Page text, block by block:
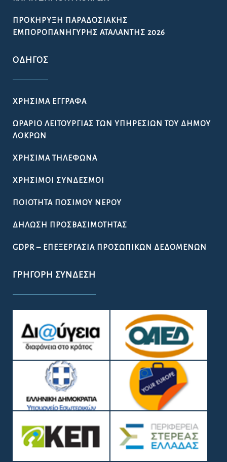
ΠΡΟΚΉΡΥΞΗ ΠΑΡΑΔΟΣΙΑΚΉΣ
ΕΜΠΟΡΟΠΑΝΉΓΥΡΗΣ ΑΤΑΛΆΝΤΗΣ 2026
ΟΔΗΓΌΣ
ΧΡΉΣΙΜΑ ΈΓΓΡΑΦΑ
ΩΡΆΡΙΟ ΛΕΙΤΟΥΡΓΊΑΣ ΤΩΝ ΥΠΗΡΕΣΙΏΝ ΤΟΥ ΔΉΜΟΥ
ΛΟΚΡΏΝ
ΧΡΉΣΙΜΑ ΤΗΛΈΦΩΝΑ
ΧΡΉΣΙΜΟΙ ΣΎΝΔΕΣΜΟΙ
ΠΟΙΌΤΗΤΑ ΠΌΣΙΜΟΥ ΝΕΡΟΎ
ΔΉΛΩΣΗ ΠΡΟΣΒΑΣΙΜΌΤΗΤΑΣ
GDPR – ΕΠΕΞΕΡΓΑΣΙΑ ΠΡΟΣΩΠΙΚΩΝ ΔΕΔΟΜΕΝΩΝ
ΓΡΉΓΟΡΗ ΣΎΝΔΕΣΗ